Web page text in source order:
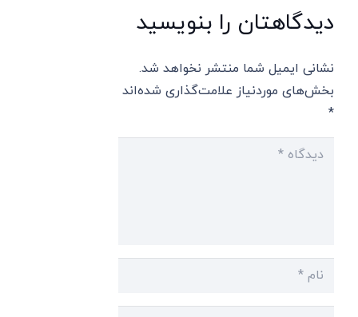
دیدگاهتان را بنویسید
نشانی ایمیل شما منتشر نخواهد شد.
بخش‌های موردنیاز علامت‌گذاری شده‌اند
*